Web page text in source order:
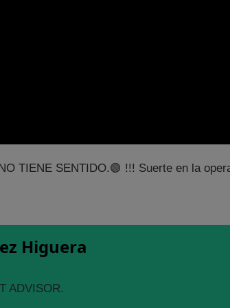
TIENE SENTIDO.🟢 !!! Suerte en la
Higuera
ADVISOR.